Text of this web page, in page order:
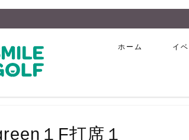
ホーム イ
１F打席１